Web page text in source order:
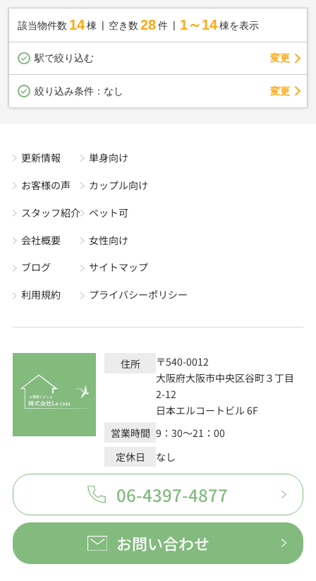
該当物件数 14棟 空き数 28 件 1～14 棟を表示
駅で絞り込む 変更
絞り込み条件： なし 変更
更新情報
お客様の声
スタッフ紹介
会社概要
ブログ
利用規約
単身向け
カップル向け
ペット可
女性向け
サイトマップ
プライバシーポリシー
住所
〒540-0012
大阪府大阪市中央区谷町３丁目
2-12
日本エルコートビル 6F
営業時間 9：30～21：00
定休日
なし
06-4397-4877
お問い合わせ